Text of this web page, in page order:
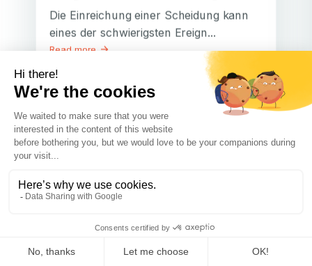
Die Einreichung einer Scheidung kann
eines der schwierigsten Ereign...
Read more